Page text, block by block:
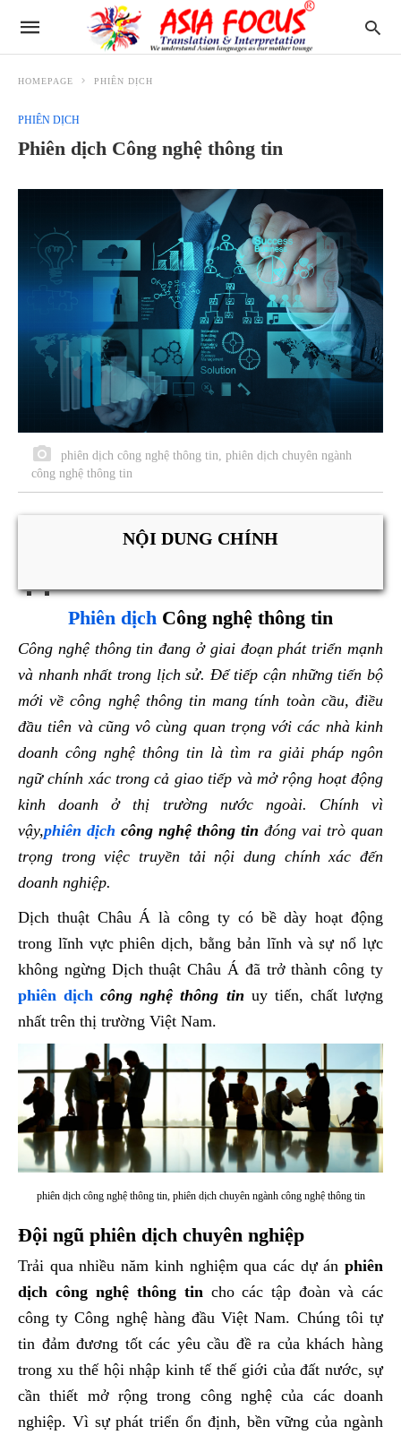
HOMEPAGE PHIÊN DỊCH
PHIÊN DỊCH
Phiên dịch Công nghệ thông tin
phiên dịch công nghệ thông tin, phiên dịch chuyên ngành
công nghệ thông tin
NỘI DUNG CHÍNH
Phiên dịch Công nghệ thông tin
Công nghệ thông tin đang ở giai đoạn phát triển mạnh
và nhanh nhất trong lịch sử. Để tiếp cận những tiến bộ
mới về công nghệ thông tin mang tính toàn cầu, điều
đầu tiên và cũng vô cùng quan trọng với các nhà kinh
doanh công nghệ thông tin là tìm ra giải pháp ngôn
ngữ chính xác trong cả giao tiếp và mở rộng hoạt động
kinh doanh ở thị trường nước ngoài. Chính vì
vậy,phiên dịch công nghệ thông tin đóng vai trò quan
trọng trong việc truyền tải nội dung chính xác đến
doanh nghiệp.
Dịch thuật Châu Á là công ty có bề dày hoạt động
trong lĩnh vực phiên dịch, bằng bản lĩnh và sự nổ lực
không ngừng Dịch thuật Châu Á đã trở thành công ty
phiên dịchcông nghệ thông tin uy tiến, chất lượng
nhất trên thị trường Việt Nam.
phiên dịch công nghệ thông tin, phiên dịch chuyên ngành công nghệ thông tin
Đội ngũ phiên dịch chuyên nghiệp
Trải qua nhiều năm kinh nghiệm qua các dự án phiên
dịch công nghệ thông tin cho các tập đoàn và các
công ty Công nghệ hàng đầu Việt Nam. Chúng tôi tự
tin đảm đương tốt các yêu cầu đề ra của khách hàng
trong xu thế hội nhập kinh tế thế giới của đất nước, sự
cần thiết mở rộng trong công nghệ của các doanh
nghiệp. Vì sự phát triển ổn định, bền vững của ngành